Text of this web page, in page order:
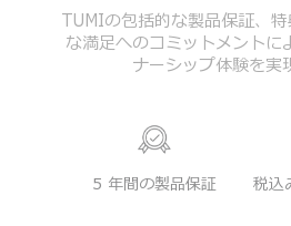
TUMIの包括的な製品保証、
な満足へのコミットメントに
ナーシップ体験を実
5 年間の製品保証
税込